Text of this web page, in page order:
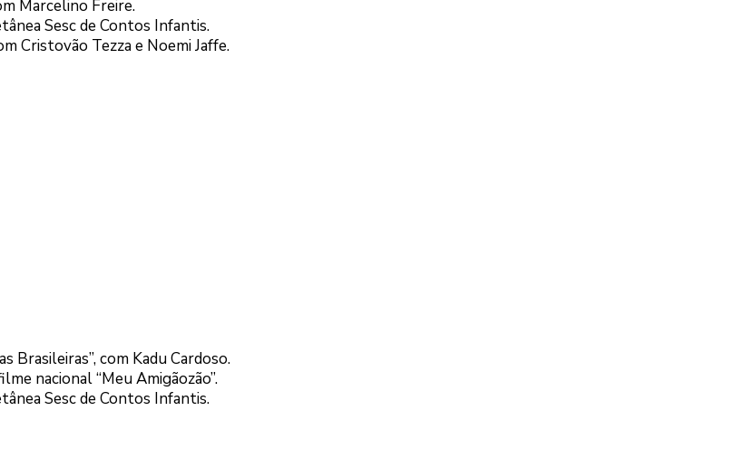
Marcelino Freire.
Sesc de Contos Infantis.
Cristovão Tezza e Noemi Jaffe.
Brasileiras”, com Kadu Cardoso.
nacional “Meu Amigãozão”.
Sesc de Contos Infantis.